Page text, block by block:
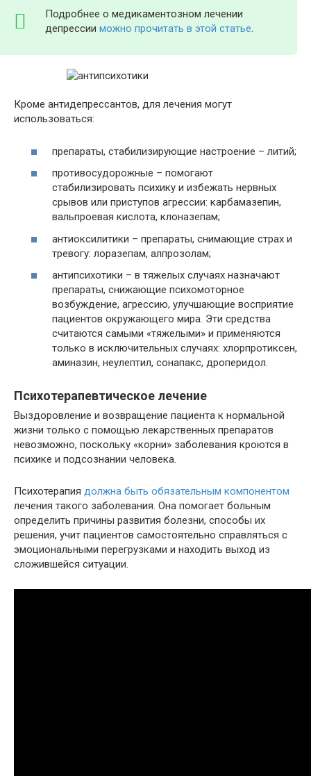
Подробнее о медикаментозном лечении
депрессии можно прочитать в этой статье.
Кроме антидепрессантов, для лечения могут
использоваться:
препараты, стабилизирующие настроение – литий;
противосудорожные – помогают
стабилизировать психику и избежать нервных
срывов или приступов агрессии: карбамазепин,
вальпроевая кислота, клоназепам;
антиоксилитики – препараты, снимающие страх и
тревогу: лоразепам, алпрозолам;
антипсихотики – в тяжелых случаях назначают
препараты, снижающие психомоторное
возбуждение, агрессию, улучшающие восприятие
пациентов окружающего мира. Эти средства
считаются самыми «тяжелыми» и применяются
только в исключительных случаях: хлорпротиксен,
аминазин, неулептил, сонапакс, дроперидол.
Психотерапевтическое лечение
Выздоровление и возвращение пациента к нормальной
жизни только с помощью лекарственных препаратов
невозможно, поскольку «корни» заболевания кроются в
психике и подсознании человека.
Психотерапия должна быть обязательным компонентом
лечения такого заболевания. Она помогает больным
определить причины развития болезни, способы их
решения, учит пациентов самостоятельно справляться с
эмоциональными перегрузками и находить выход из
сложившейся ситуации.